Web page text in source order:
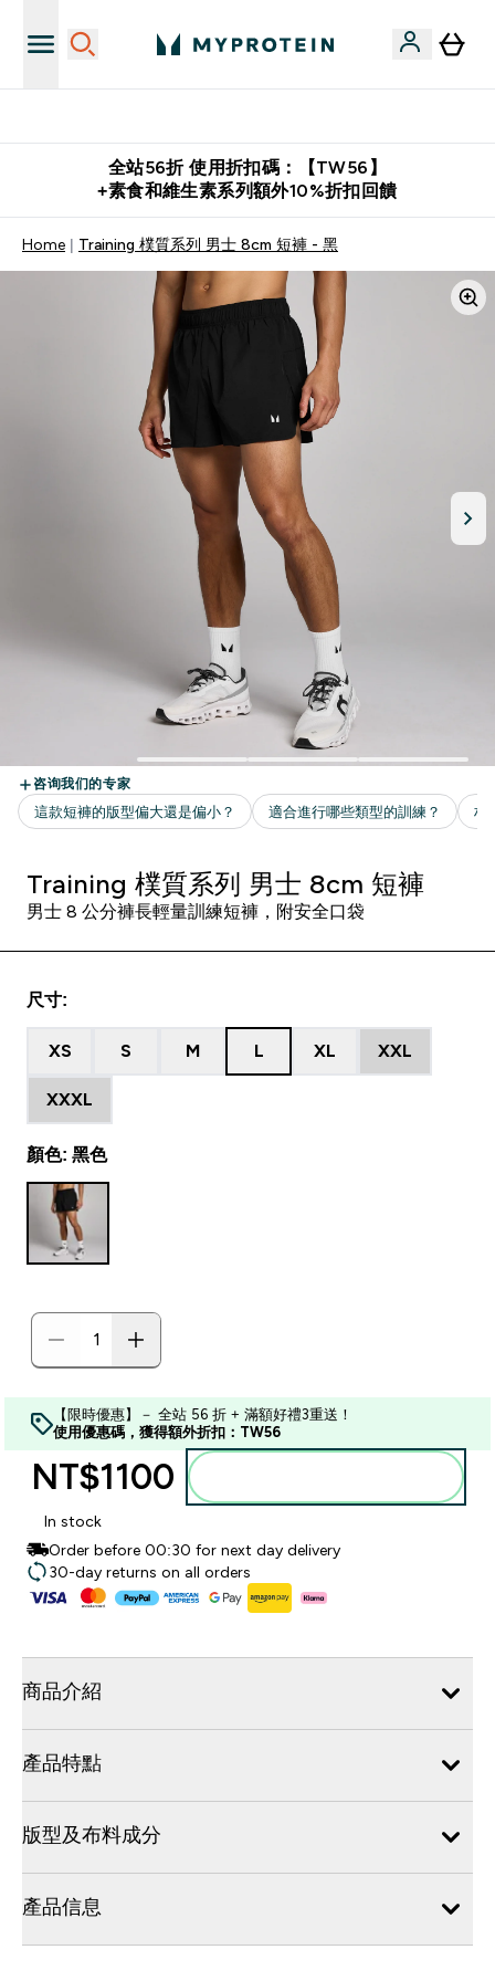
全站56折 使用折扣碼：【TW56】
+素食和維生素系列額外10%折扣回饋
Home Training 樸質系列 男士 8cm 短褲 - 黑
Training 樸質系列 男士 8cm 短褲
男士 8 公分褲長輕量訓練短褲，附安全口袋
尺寸:
XS S M L XL XXL
XXXL
顏色: 黑色
【限時優惠】－ 全站 56 折 + 滿額好禮3重送！
使用優惠碼，獲得額外折扣：TW56
NT$1100‎
In stock
Order before 00:30 for next day delivery
30-day returns on all orders
商品介紹
產品特點
版型及布料成分
產品信息